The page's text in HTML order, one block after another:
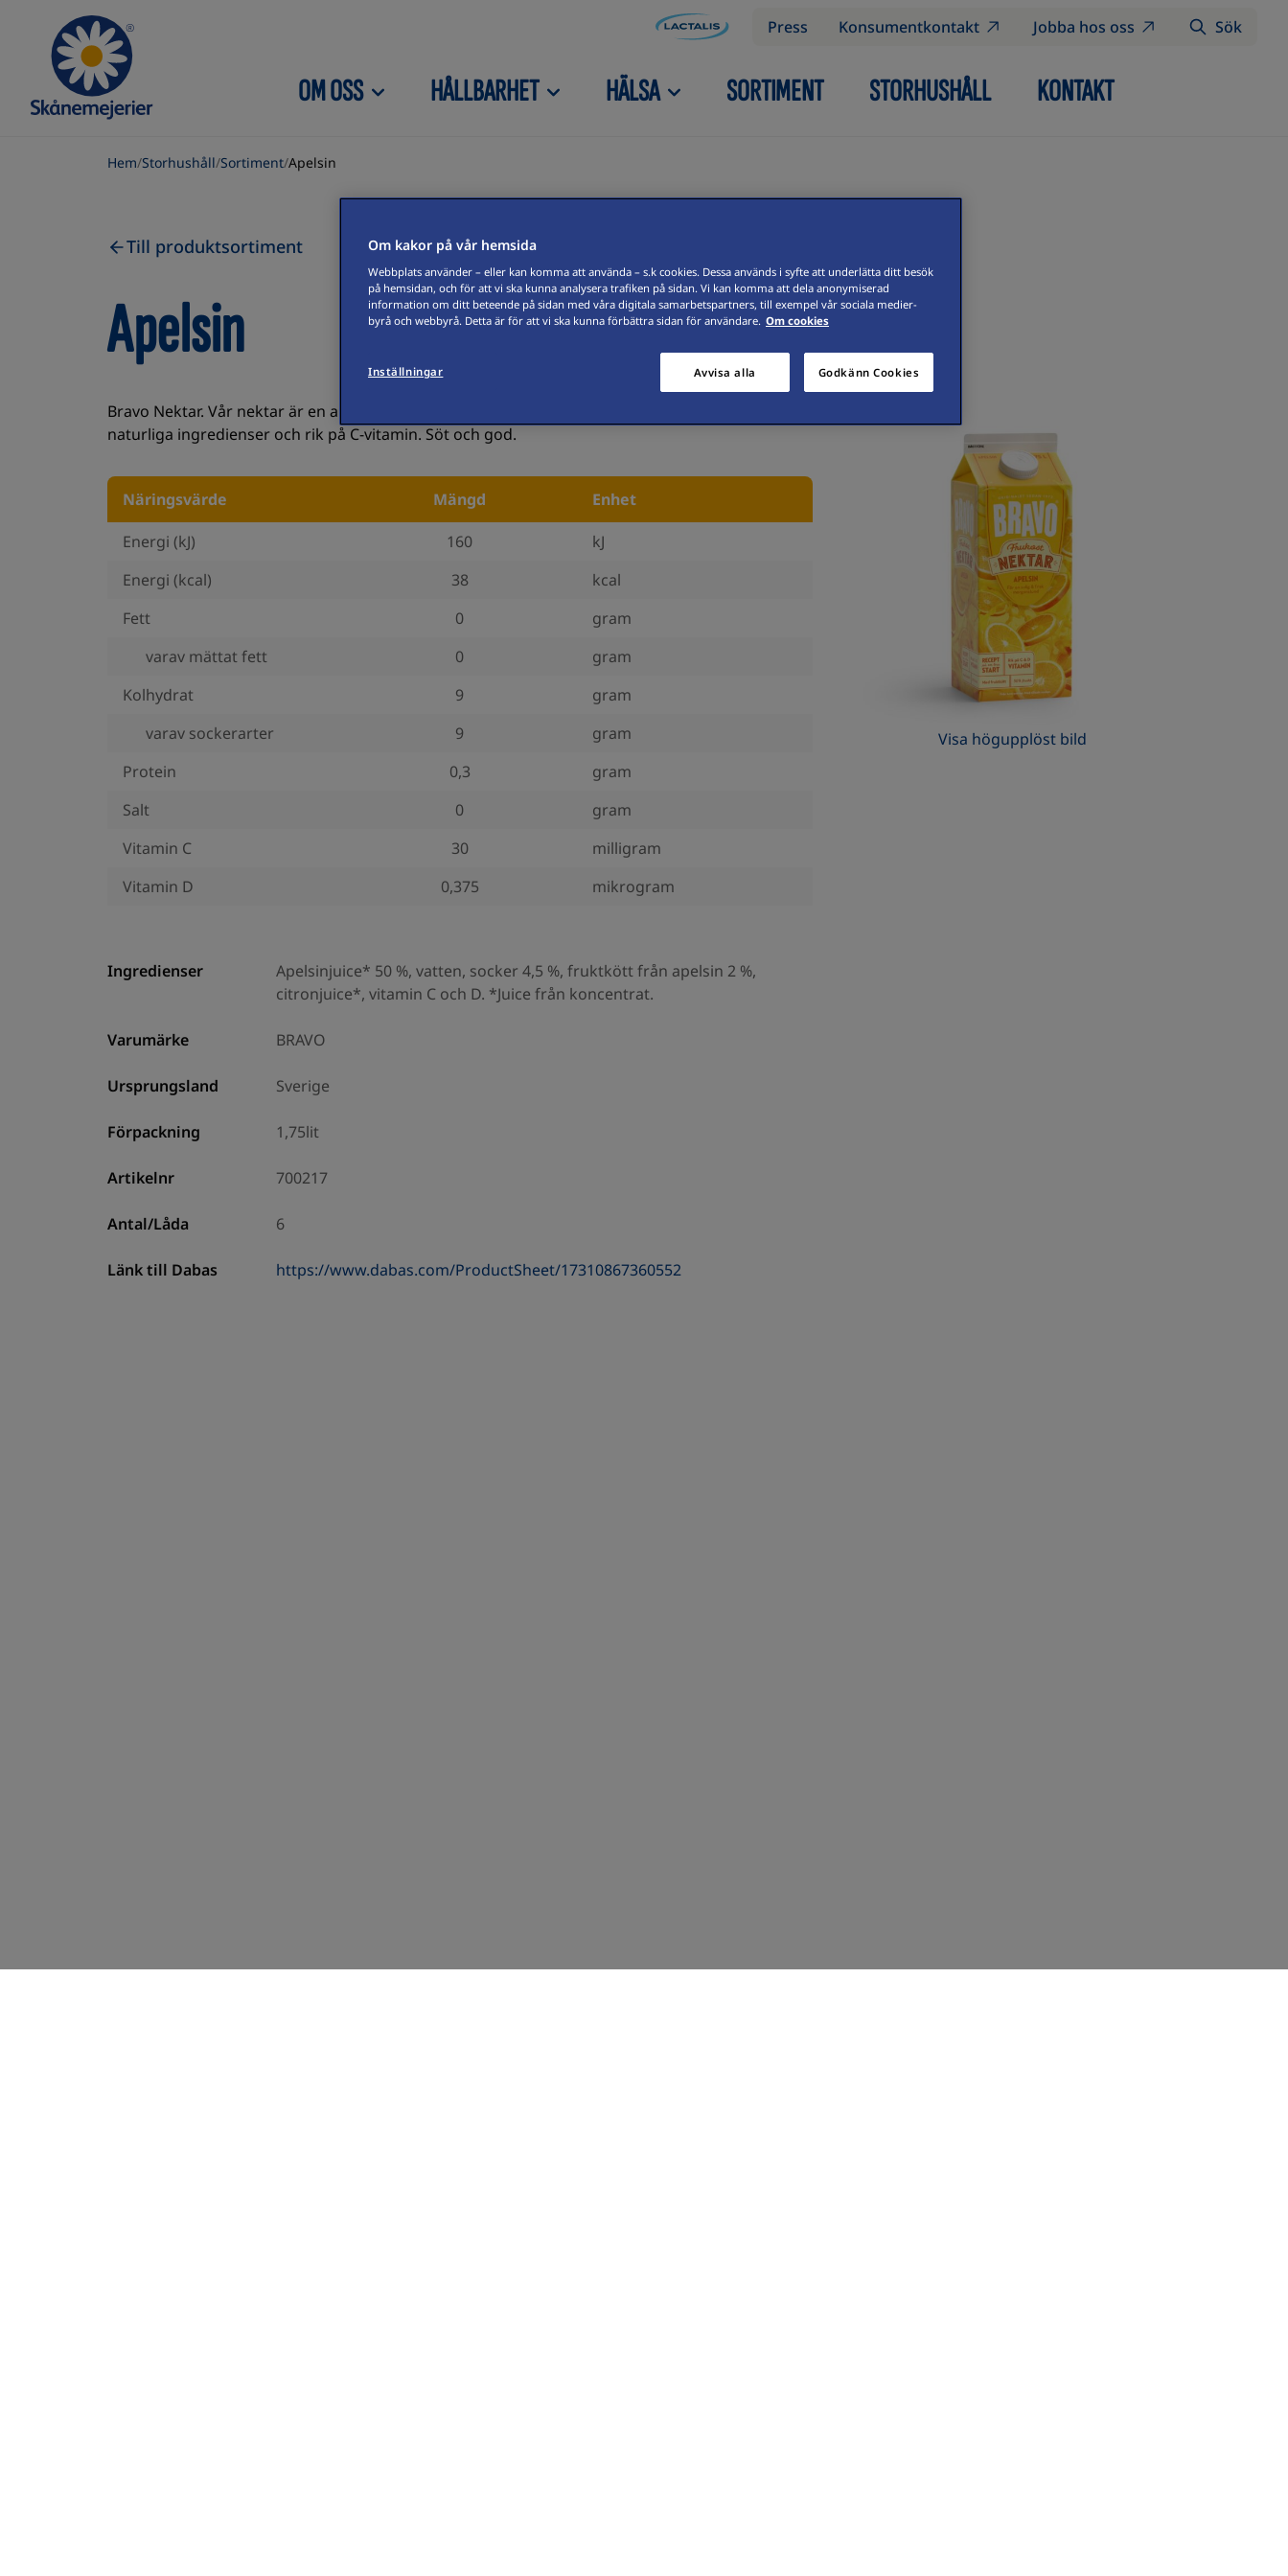
Skip to content
Press Konsumentkontakt Jobba hos oss Sök
OM OSS HÅLLBARHET HÄLSA SORTIMENT STORHUSHÅLL KONTAKT
Hem/Storhushåll/Sortiment/Apelsin
Till produktsortiment
Apelsin
Bravo Nektar. Vår nektar är en apelsinnektar med 50% apelsinjuice, vatten och lite socker. 100%
naturliga ingredienser och rik på C-vitamin. Söt och god.
Näringsvärde Mängd
Enhet
Energi (kJ)
160
kJ
Energi (kcal)
38
kcal
Fett
0
gram
varav mättat fett
0
gram
Kolhydrat
9
gram
varav sockerarter
9
gram
Protein
0,3
gram
Salt
0
gram
Vitamin C
30
milligram
Vitamin D
0,375 mikrogram
Ingredienser
Apelsinjuice* 50 %, vatten, socker 4,5 %, fruktkött från apelsin 2 %,
citronjuice*, vitamin C och D. *Juice från koncentrat.
Varumärke BRAVO
Ursprungsland Sverige
Förpackning 1,75lit
Artikelnr 700217
Antal/Låda 6
Länk till Dabas https://www.dabas.com/ProductSheet/17310867360552
Visa högupplöst bild
Om kakor på vår hemsida
Webbplats använder – eller kan komma att använda – s.k cookies. Dessa används i syfte att underlätta ditt besök
på hemsidan, och för att vi ska kunna analysera trafiken på sidan. Vi kan komma att dela anonymiserad
information om ditt beteende på sidan med våra digitala samarbetspartners, till exempel vår sociala medier-
byrå och webbyrå. Detta är för att vi ska kunna förbättra sidan för användare. Om cookies
Avvisa alla Godkänn Cookies
Inställningar